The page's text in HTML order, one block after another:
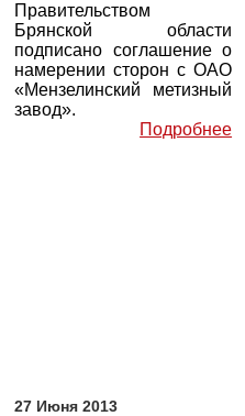
Правительством
Брянской области
подписано соглашение о
намерении сторон с ОАО
«Мензелинский метизный
завод».
Подробнее
27 Июня 2013